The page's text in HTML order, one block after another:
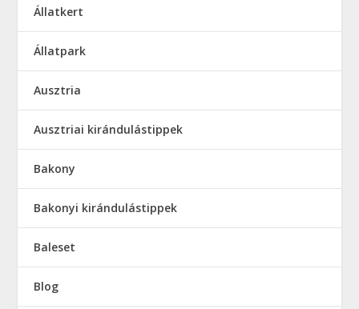
Állatkert
Állatpark
Ausztria
Ausztriai kirándulástippek
Bakony
Bakonyi kirándulástippek
Baleset
Blog